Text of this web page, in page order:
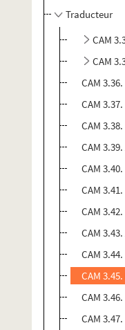
Traducteur
CAM
CAM
CAM
CAM
CAM
CAM
CAM
CAM
CAM
CAM
CAM
CAM
CAM
CAM